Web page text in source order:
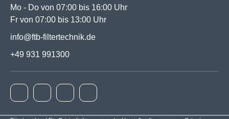
Mo - Do von 07:00 bis 16:00 Uhr
Fr von 07:00 bis 13:00 Uhr
info@ftb-filtertechnik.de
+49 931 991300